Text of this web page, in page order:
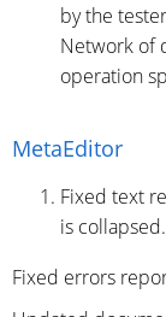
by the
Network of
operation
MetaEditor
Fixed text
is collapsed.
Fixed errors